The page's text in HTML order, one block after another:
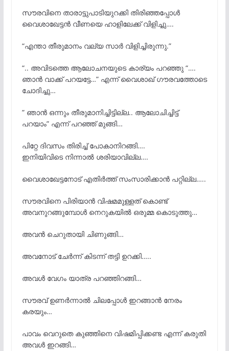
സൗരവിനെ താരാട്ടുപാടിയുറക്കി തിരിഞ്ഞപ്പോൾ
വൈശാഖേട്ടൻ വീണയെ ഹാളിലേക്ക് വിളിച്ചു….
“എന്താ തീരുമാനം വല്യ സാർ വിളിച്ചിരുന്നു.”
“.. അവിടത്തെ ആലോചനയുടെ കാര്യം പറഞ്ഞു “….
ഞാൻ വാക്ക് പറയട്ടേ…” എന്ന് വൈശാഖ് ഗൗരവത്തോടെ
ചോദിച്ചു…
” ഞാൻ ഒന്നും തീരുമാനിച്ചിട്ടില്ല.. ആലോചിച്ചിട്ട്
പറയാം” എന്ന് പറഞ്ഞ് മുങ്ങി…
പിറ്റേ ദിവസം തിരിച്ച് പോകാനിറങ്ങി….
ഇനിയിവിടെ നിന്നാൽ ശരിയാവില്ല….
വൈശാഖേട്ടനോട് എതിർത്ത് സംസാരിക്കാൻ പറ്റില്ല…..
സൗരവിനെ പിരിയാൻ വിഷമമുള്ളത് കൊണ്ട്
അവനുറങ്ങുമ്പോൾ നെറുകയിൽ ഒരുമ്മ കൊടുത്തു…
അവൻ ചെറുതായി ചിണുങ്ങി…
അവനോട് ചേർന്ന് കിടന്ന് തട്ടി ഉറക്കി…..
അവൾ വേഗം യാത്ര പറഞ്ഞിറങ്ങി…
സൗരവ് ഉണർന്നാൽ ചിലപ്പോൾ ഇറങ്ങാൻ നേരം
കരയും…
പാവം വെറുതെ കുഞ്ഞിനെ വിഷമിപ്പിക്കണ്ട എന്ന് കരുതി
അവൾ ഇറങ്ങി…